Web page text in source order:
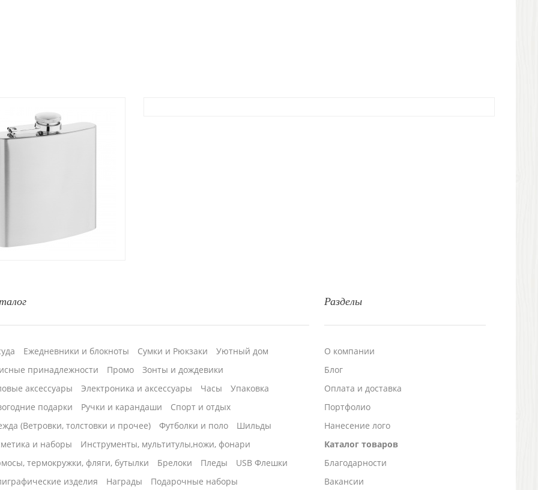
Разделы
О компании
Блог
Оплата и доставка
Портфолио
Нанесение лого
Каталог товаров
Благодарности
Вакансии
Ежедневники и блокноты Сумки и Рюкзаки
Уютный дом
принадлежности
Промо
Зонты и дождевики
аксессуары
Электроника и аксессуары Часы
Упаковка
подарки
Ручки и карандаши
Спорт и отдых
(Ветровки, толстовки и прочее)
Футболки и поло
Шильды
и наборы
Инструменты, мультитулы,ножи, фонари
термокружки, фляги, бутылки
Брелоки Пледы
USB Флешки
изделия
Награды Подарочные наборы